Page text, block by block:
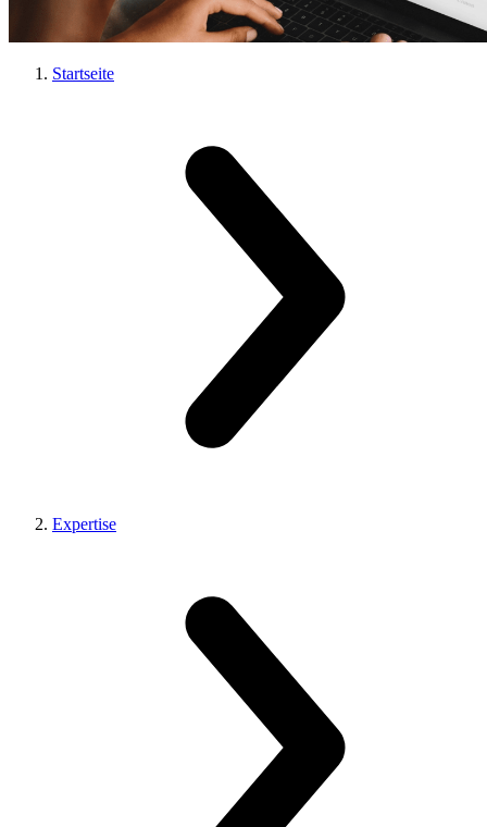
Startseite
Expertise